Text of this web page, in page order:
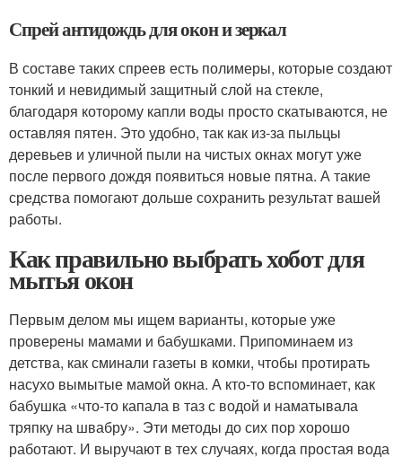
Спрей антидождь для окон и зеркал
В составе таких спреев есть полимеры, которые создают
тонкий и невидимый защитный слой на стекле,
благодаря которому капли воды просто скатываются, не
оставляя пятен. Это удобно, так как из-за пыльцы
деревьев и уличной пыли на чистых окнах могут уже
после первого дождя появиться новые пятна. А такие
средства помогают дольше сохранить результат вашей
работы.
Как правильно выбрать хобот для
мытья окон
Первым делом мы ищем варианты, которые уже
проверены мамами и бабушками. Припоминаем из
детства, как сминали газеты в комки, чтобы протирать
насухо вымытые мамой окна. А кто-то вспоминает, как
бабушка «что-то капала в таз с водой и наматывала
тряпку на швабру». Эти методы до сих пор хорошо
работают. И выручают в тех случаях, когда простая вода